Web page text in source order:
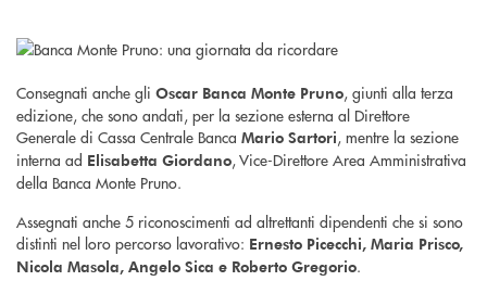
Consegnati anche gli Oscar Banca Monte Pruno, giunti alla terza
edizione, che sono andati, per la sezione esterna al Direttore
Generale di Cassa Centrale Banca Mario Sartori, mentre la sezione
interna ad Elisabetta Giordano, Vice-Direttore Area Amministrativa
della Banca Monte Pruno.
Assegnati anche 5 riconoscimenti ad altrettanti dipendenti che si sono
distinti nel loro percorso lavorativo: Ernesto Picecchi, Maria Prisco,
Nicola Masola, Angelo Sica e Roberto Gregorio.